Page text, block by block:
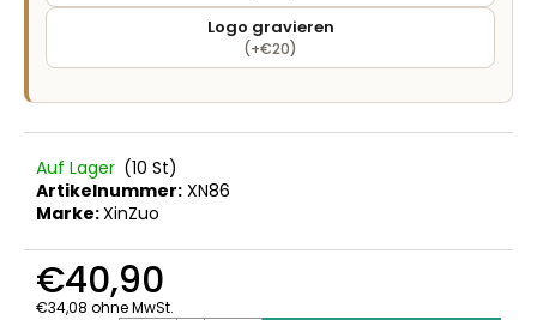
Logo gravieren
(+€20)
Auf Lager (10 St)
Artikelnummer: XN86
Marke:XinZuo
€40,90
€34,08 ohne MwSt.